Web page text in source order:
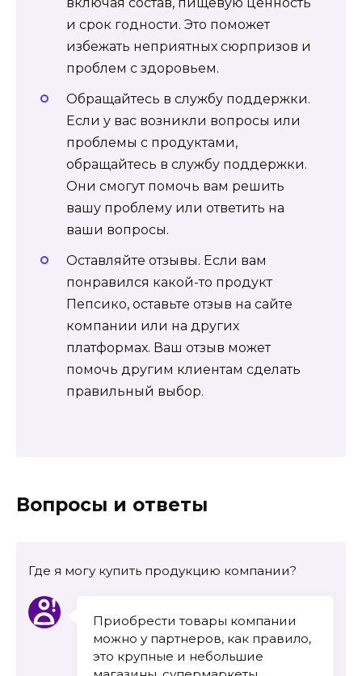
и срок годности. Это поможет
избежать неприятных сюрпризов и
проблем с здоровьем.
Обращайтесь в службу поддержки.
Если у вас возникли вопросы или
проблемы с продуктами,
обращайтесь в службу поддержки.
Они смогут помочь вам решить
вашу проблему или ответить на
ваши вопросы.
Оставляйте отзывы. Если вам
понравился какой-то продукт
Пепсико, оставьте отзыв на сайте
компании или на других
платформах. Ваш отзыв может
помочь другим клиентам сделать
правильный выбор.
Вопросы и ответы
Где я могу купить продукцию компании?
Приобрести товары компании
можно у партнеров, как правило,
это крупные и небольшие